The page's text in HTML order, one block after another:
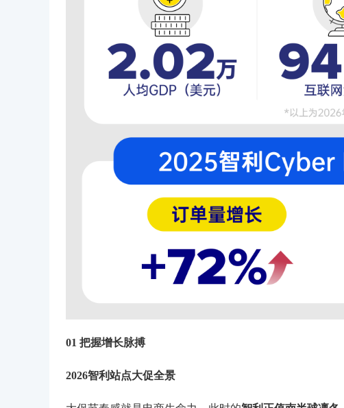
01 把握增长脉搏
2026智利站点大促全景